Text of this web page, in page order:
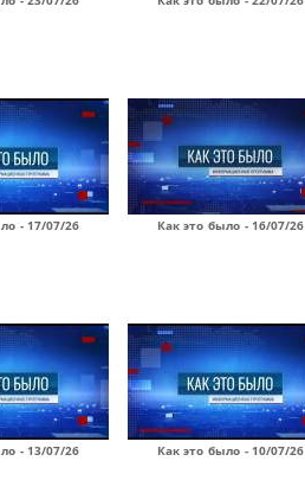
- 17/07/26 Как это было - 16/07/26
- 13/07/26 Как это было - 10/07/26